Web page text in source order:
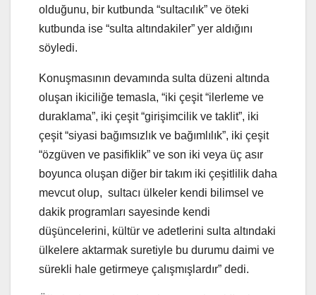
olduğunu, bir kutbunda “sultacılık” ve öteki
kutbunda ise “sulta altındakiler” yer aldığını
söyledi.
Konuşmasının devamında sulta düzeni altında
oluşan ikiciliğe temasla, “iki çeşit “ilerleme ve
duraklama”, iki çeşit “girişimcilik ve taklit”, iki
çeşit “siyasi bağımsızlık ve bağımlılık”, iki çeşit
“özgüven ve pasifiklik” ve son iki veya üç asır
boyunca oluşan diğer bir takım iki çeşitlilik daha
mevcut olup, sultacı ülkeler kendi bilimsel ve
dakik programları sayesinde kendi
düşüncelerini, kültür ve adetlerini sulta altındaki
ülkelere aktarmak suretiyle bu durumu daimi ve
sürekli hale getirmeye çalışmışlardır” dedi.